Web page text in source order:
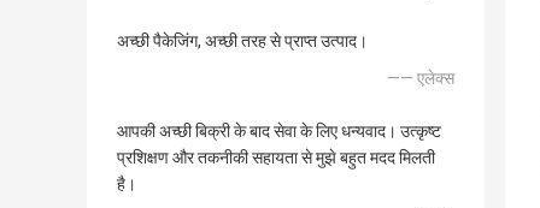
अच्छी पैकेजिंग, अच्छी तरह से प्राप्त उत्पाद।
—— एलेक्स
आपकी अच्छी बिक्री के बाद सेवा के लिए धन्यवाद। उत्कृष्ट
प्रशिक्षण और तकनीकी सहायता से मुझे बहुत मदद मिलती
है।